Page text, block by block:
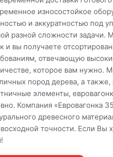
износостойкое
и аккуратностью под
разной сложности задачи.
и вы получаете
отвечающую
которое вам нужно.
пород дерева, а
элементы,
Компания «Евровагонка
древесного
точности. Если Вы